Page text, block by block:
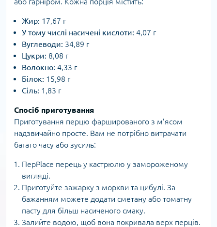
Жир: 17,67 г
У тому числі насичені кислоти: 4,07 г
Вуглеводи: 34,89 г
Цукри: 8,08 г
Волокно: 4,33 г
Білок: 15,98 г
Сіль: 1,83 г
Спосіб приготування
Приготування перцю фаршированого з м’ясом
надзвичайно просте. Вам не потрібно витрачати
багато часу або зусиль:
ПерPlace перець у кастрюлю у замороженому
вигляді.
Приготуйте зажарку з моркви та цибулі. За
бажанням можете додати сметану або томатну
пасту для більш насиченого смаку.
Залийте водою, щоб вона покривала верх перців.